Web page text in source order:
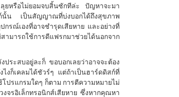
ลุยหรือไม่ยอมจบสิ้นซักทีล่ะ ปัญหาจะมา
นั้น เป็นสัญญาณที่บ่งบอกได้ถึงสุขภาพ
รณ์เองที่อาจชำรุดเสียหาย และอย่างที่
ามารถใช้การดีแฟรกมาช่วยได้นอกจาก
ะสบอยู่ละก็ ขอบอกเลยว่าอาจจะต้อง
ไงก็เคลมได้ชัวร์ๆ แต่ถ้าเป็นฮาร์ดดิสก์ที่
ปรแกรมใดๆ ก็ตาม การตีความหมายไม่
จรอิเล็กทรอนิกส์เสียหาย ซึ่งหากคุณหา